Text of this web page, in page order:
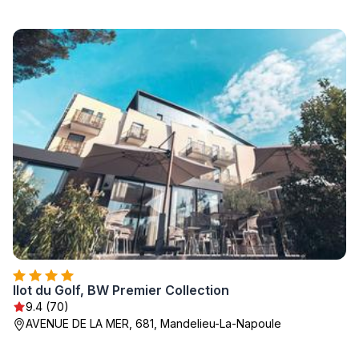
Ilot du Golf, BW Premier Collection
9.4 (70)
AVENUE DE LA MER, 681, Mandelieu-La-Napoule